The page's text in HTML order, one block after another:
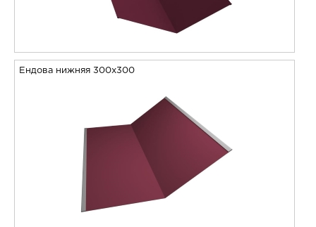
Ендова нижняя 300х300